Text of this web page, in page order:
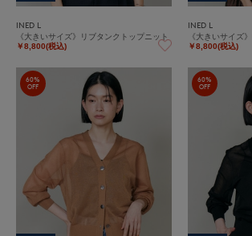
INED L
《大きいサイズ》リブタンクトップニット
￥8,800(税込)
INED L
《大きいサイズ
￥8,800(税込)
60%
OFF
60%
OFF